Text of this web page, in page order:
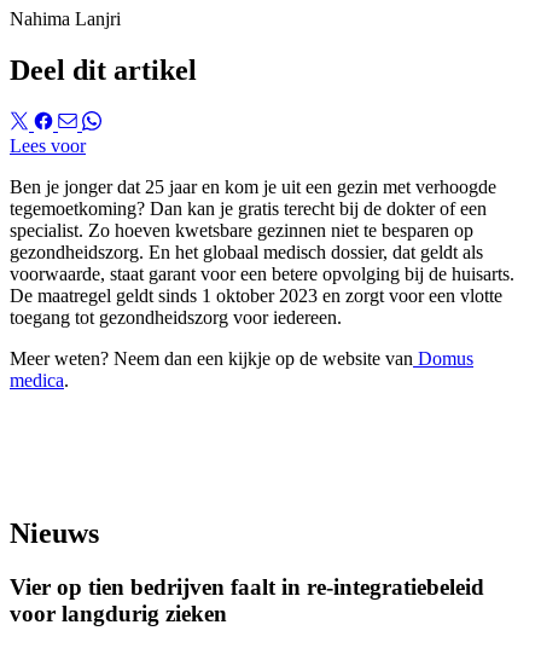
Nahima Lanjri
Deel dit artikel
Lees voor
Ben je jonger dat 25 jaar en kom je uit een gezin met verhoogde
tegemoetkoming? Dan kan je gratis terecht bij de dokter of een
specialist. Zo hoeven kwetsbare gezinnen niet te besparen op
gezondheidszorg. En het globaal medisch dossier, dat geldt als
voorwaarde, staat garant voor een betere opvolging bij de huisarts.
De maatregel geldt sinds 1 oktober 2023 en zorgt voor een vlotte
toegang tot gezondheidszorg voor iedereen.
Meer weten? Neem dan een kijkje op de website van Domus
medica.
Nieuws
Vier op tien bedrijven faalt in re-integratiebeleid
voor langdurig zieken